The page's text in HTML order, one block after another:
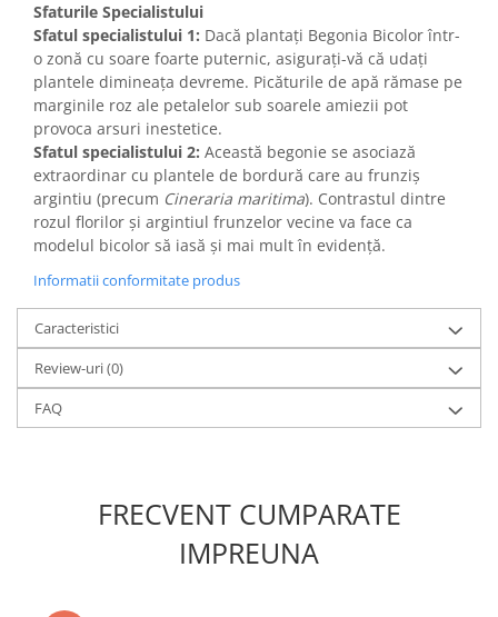
Sfaturile Specialistului
Sfatul specialistului 1: Dacă plantați Begonia Bicolor într-
o zonă cu soare foarte puternic, asigurați-vă că udați
plantele dimineața devreme. Picăturile de apă rămase pe
marginile roz ale petalelor sub soarele amiezii pot
provoca arsuri inestetice.
Sfatul specialistului 2: Această begonie se asociază
extraordinar cu plantele de bordură care au frunziș
argintiu (precum Cineraria maritima). Contrastul dintre
rozul florilor și argintiul frunzelor vecine va face ca
modelul bicolor să iasă și mai mult în evidență.
Informatii conformitate produs
Caracteristici
Review-uri(0)
FAQ
FRECVENT CUMPARATE
IMPREUNA